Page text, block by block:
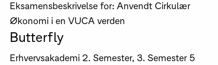
Eksamensbeskrivelse for: Anvendt Cirkulær
Økonomi i en VUCA verden
Butterfly
Erhvervsakademi 2. Semester, 3. Semester 5